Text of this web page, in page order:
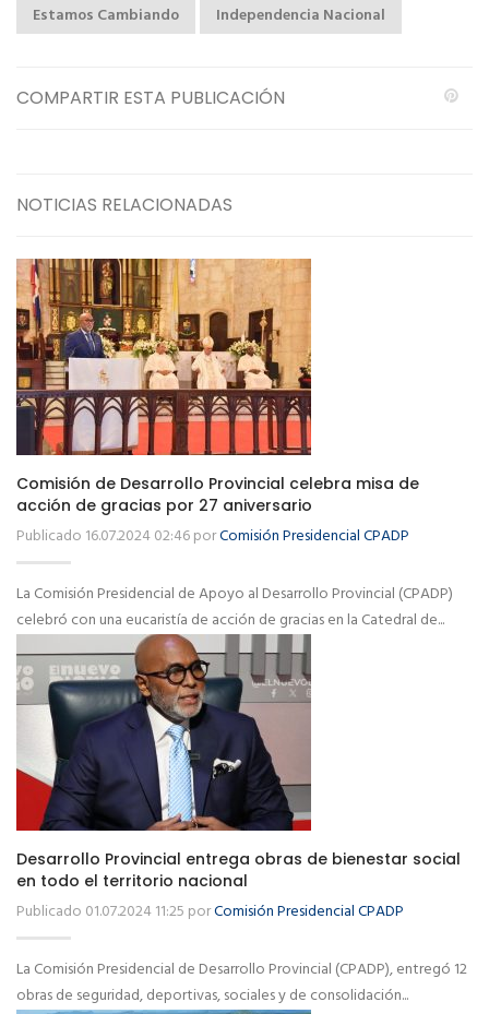
Estamos Cambiando Independencia Nacional
COMPARTIR ESTA PUBLICACIÓN
NOTICIAS RELACIONADAS
Comisión de Desarrollo Provincial celebra misa de
acción de gracias por 27 aniversario
Publicado 16.07.2024 02:46 porComisión Presidencial CPADP
La Comisión Presidencial de Apoyo al Desarrollo Provincial (CPADP)
celebró con una eucaristía de acción de gracias en la Catedral de...
Desarrollo Provincial entrega obras de bienestar social
en todo el territorio nacional
Publicado 01.07.2024 11:25 porComisión Presidencial CPADP
La Comisión Presidencial de Desarrollo Provincial (CPADP), entregó 12
obras de seguridad, deportivas, sociales y de consolidación...